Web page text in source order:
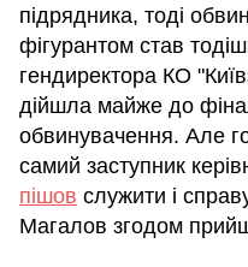
підрядника, тоді
фігурантом став
гендиректора КО
дійшла майже до
обвинувачення. Але
самий заступник
пішов служити і
Магалов згодом